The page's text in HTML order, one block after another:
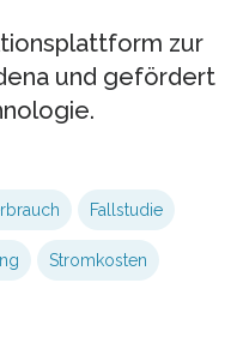
zur
und gefördert
Fallstudie
Stromkosten